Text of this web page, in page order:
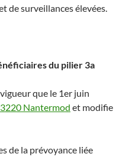
de surveillances élevées.
du pilier 3a
que le 1er juin
Nantermod et modifie
de la prévoyance liée